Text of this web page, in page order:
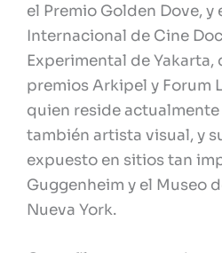
el Premio Golden Dove, y
Internacional de Cine
Experimental de
premios Arkipel y Forum
quien reside
también artista visual, y
expuesto en sitios tan
Guggenheim y el Museo
Nueva York.